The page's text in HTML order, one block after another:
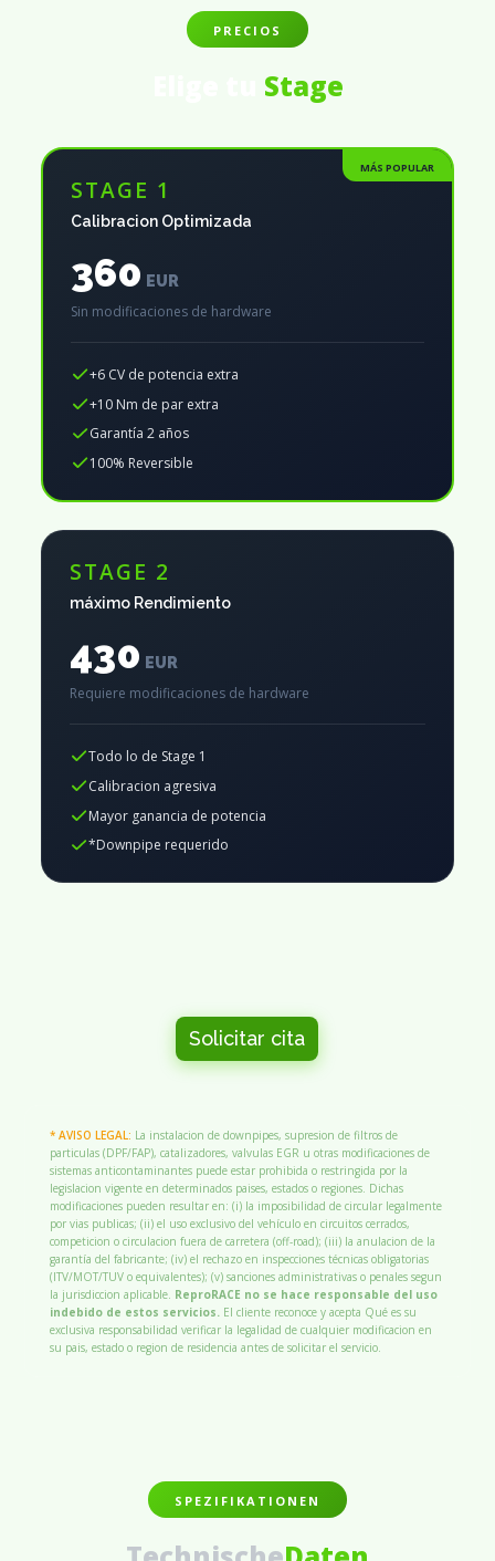
PRECIOS
Stage
MÁS POPULAR
STAGE 1
Calibracion Optimizada
360 EUR
Sin modificaciones de hardware
+6 CV de potencia extra
+10 Nm de par extra
Garantía 2 años
100% Reversible
STAGE 2
máximo Rendimiento
430 EUR
Requiere modificaciones de hardware
Todo lo de Stage 1
Calibracion agresiva
Mayor ganancia de potencia
*Downpipe requerido
Solicitar cita
* AVISO LEGAL: La instalacion de downpipes, supresion de filtros de
particulas (DPF/FAP), catalizadores, valvulas EGR u otras modificaciones de
sistemas anticontaminantes puede estar prohibida o restringida por la
legislacion vigente en determinados paises, estados o regiones. Dichas
modificaciones pueden resultar en: (i) la imposibilidad de circular legalmente
por vias publicas; (ii) el uso exclusivo del vehículo en circuitos cerrados,
competicion o circulacion fuera de carretera (off-road); (iii) la anulacion de la
garantía del fabricante; (iv) el rechazo en inspecciones técnicas obligatorias
(ITV/MOT/TUV o equivalentes); (v) sanciones administrativas o penales segun
la jurisdiccion aplicable. ReproRACE no se hace responsable del uso
indebido de estos servicios. El cliente reconoce y acepta Qué es su
exclusiva responsabilidad verificar la legalidad de cualquier modificacion en
su pais, estado o region de residencia antes de solicitar el servicio.
SPEZIFIKATIONEN